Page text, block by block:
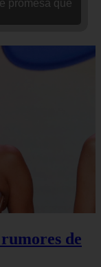
promesa que
de